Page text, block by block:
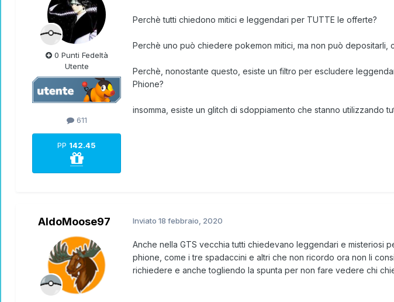
0 Punti Fedeltà
Utente
611
PP 142.45
Perchè tutti chiedono mitici e leggendari per TUTTE le offerte?
Perchè uno può chiedere pokemon mitici, ma non può depositarli,
Perchè, nonostante questo, esiste un filtro per escludere
Phione?
insomma, esiste un glitch di sdoppiamento che stanno utilizzando
AldoMoose97 Inviato 18 febbraio, 2020
Anche nella GTS vecchia tutti chiedevano leggendari e misteriosi
phione, come i tre spadaccini e altri che non ricordo ora non li
richiedere e anche togliendo la spunta per non fare vedere chi